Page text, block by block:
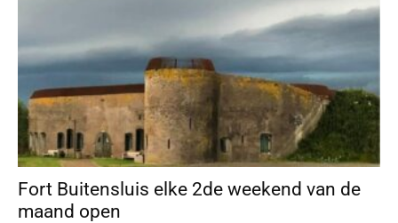
Fort Buitensluis elke 2de weekend van de
maand open